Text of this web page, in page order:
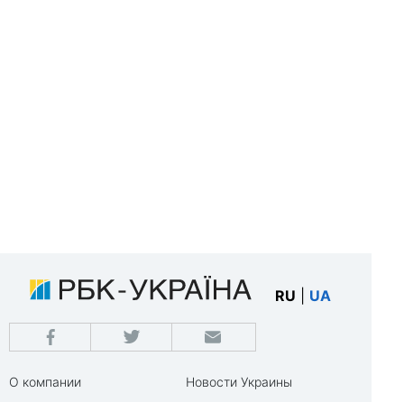
RU UA
О компании
Новости Украины